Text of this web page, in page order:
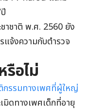
าชาติ พ.ศ. 2560 ยัง
แจ้งความกับตำรวจ
อไม่
กรรมทางเพศที่ผู้ใหญ่
มิดทางเพศเด็กที่อายุ